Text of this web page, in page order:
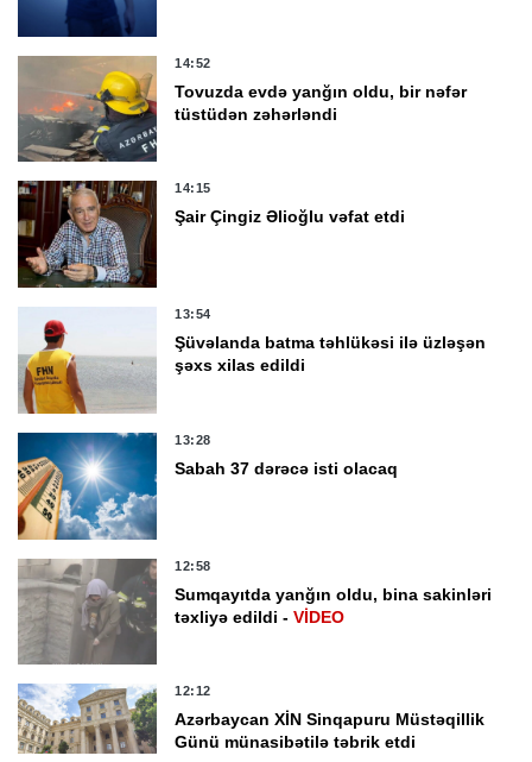
14:52
Tovuzda evdə yanğın oldu, bir nəfər
tüstüdən zəhərləndi
14:15
Şair Çingiz Əlioğlu vəfat etdi
13:54
Şüvəlanda batma təhlükəsi ilə üzləşən
şəxs xilas edildi
13:28
Sabah 37 dərəcə isti olacaq
12:58
Sumqayıtda yanğın oldu, bina sakinləri
təxliyə edildi -VİDEO
12:12
Azərbaycan XİN Sinqapuru Müstəqillik
Günü münasibətilə təbrik etdi